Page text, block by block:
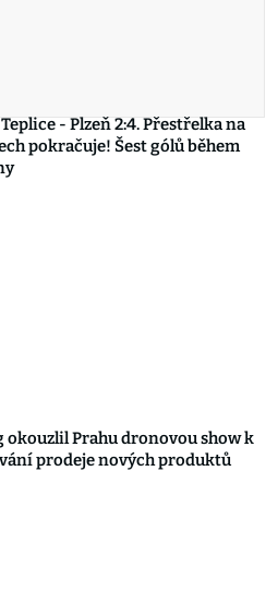
- Plzeň 2:4. Přestřelka na
pokračuje! Šest gólů během
okouzlil Prahu dronovou show k
prodeje nových produktů